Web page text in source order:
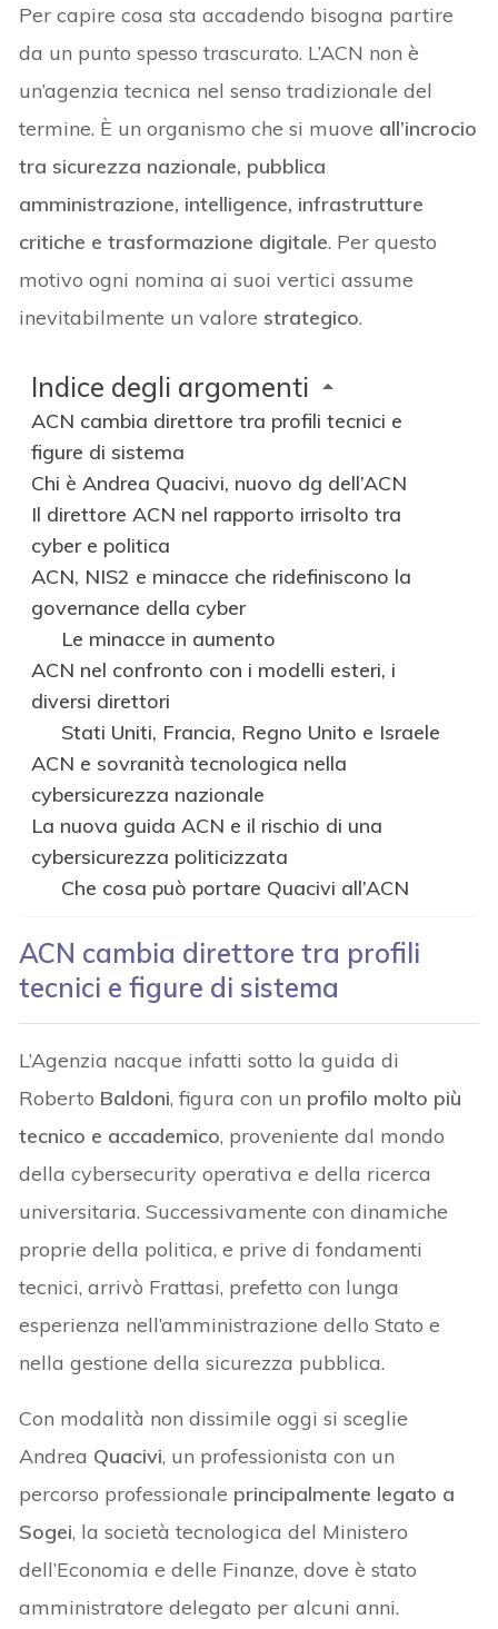
Per capire cosa sta accadendo bisogna partire
da un punto spesso trascurato. L’ACN non è
un’agenzia tecnica nel senso tradizionale del
termine. È un organismo che si muove all’incrocio
tra sicurezza nazionale, pubblica
amministrazione, intelligence, infrastrutture
critiche e trasformazione digitale. Per questo
motivo ogni nomina ai suoi vertici assume
inevitabilmente un valore strategico.
Indice degli argomenti
ACN cambia direttore tra profili tecnici e
figure di sistema
Chi è Andrea Quacivi, nuovo dg dell’ACN
Il direttore ACN nel rapporto irrisolto tra
cyber e politica
ACN, NIS2 e minacce che ridefiniscono la
governance della cyber
Le minacce in aumento
ACN nel confronto con i modelli esteri, i
diversi direttori
Stati Uniti, Francia, Regno Unito e Israele
ACN e sovranità tecnologica nella
cybersicurezza nazionale
La nuova guida ACN e il rischio di una
cybersicurezza politicizzata
Che cosa può portare Quacivi all’ACN
ACN cambia direttore tra profili
tecnici e figure di sistema
L’Agenzia nacque infatti sotto la guida di
Roberto Baldoni, figura con un profilo molto più
tecnico e accademico, proveniente dal mondo
della cybersecurity operativa e della ricerca
universitaria. Successivamente con dinamiche
proprie della politica, e prive di fondamenti
tecnici, arrivò Frattasi, prefetto con lunga
esperienza nell’amministrazione dello Stato e
nella gestione della sicurezza pubblica.
Con modalità non dissimile oggi si sceglie
Andrea Quacivi, un professionista con un
percorso professionale principalmente legato a
Sogei, la società tecnologica del Ministero
dell’Economia e delle Finanze, dove è stato
amministratore delegato per alcuni anni.